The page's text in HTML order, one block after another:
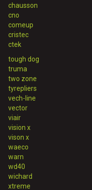
chausson
cno
comeup
cristec
ctek
tough dog
truma
two zone
tyrepliers
vech-line
vector
viair
vision x
vison x
waeco
warn
wd40
wichard
xtreme